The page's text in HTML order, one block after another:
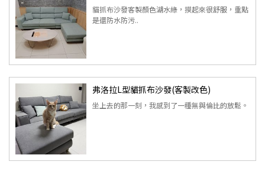
貓抓布沙發客製顏色湖水綠，摸起來很舒服，重點
是還防水防污..
弗洛拉L型貓抓布沙發(客製改色)
坐上去的那一刻，我感到了一種無與倫比的放鬆。